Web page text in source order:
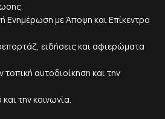
Ενημέρωση με Άποψη και Επίκεντρο
ειδήσεις και αφιερώματα
αυτοδιοίκηση και την
την κοινωνία.